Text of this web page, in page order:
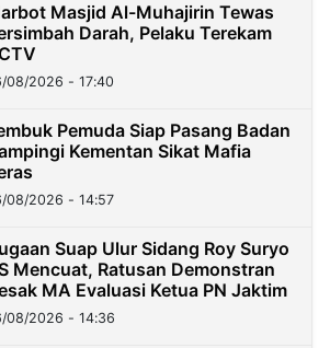
Masjid Al-Muhajirin Tewas
Darah, Pelaku Terekam
08/2026 - 17:40
Pemuda Siap Pasang Badan
Kementan Sikat Mafia
08/2026 - 14:57
Suap Ulur Sidang Roy Suryo
Mencuat, Ratusan Demonstran
MA Evaluasi Ketua PN Jaktim
08/2026 - 14:36